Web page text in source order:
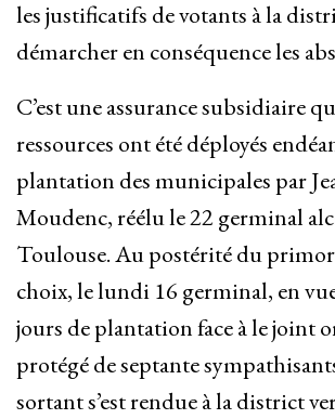
les justificatifs de votants à la
démarcher en conséquence les
C’est une assurance subsidiaire
ressources ont été déployés
plantation des municipales par
Moudenc, réélu le 22 germinal
Toulouse. Au postérité du
choix, le lundi 16 germinal, en
jours de plantation face à le joint
protégé de septante
sortant s’est rendue à la district